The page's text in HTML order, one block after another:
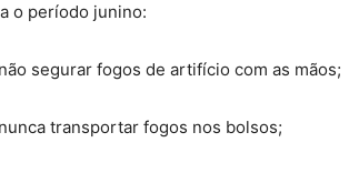
o período junino:
não segurar fogos de artifício com as mãos;
nunca transportar fogos nos bolsos;